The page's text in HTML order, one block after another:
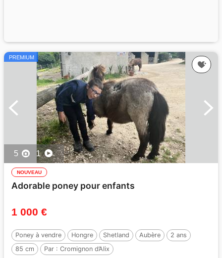
PREMIUM
5 1
NOUVEAU
Adorable poney pour enfants
1 000 €
Poney à vendre Hongre Shetland Aubère
2 ans
85 cm
Par : Cromignon d’Alix